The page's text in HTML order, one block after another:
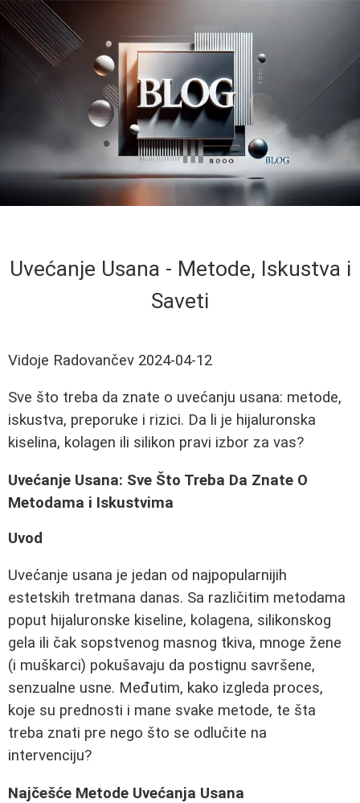
Uvećanje Usana - Metode, Iskustva i
Saveti
Vidoje Radovančev 2024-04-12
Sve što treba da znate o uvećanju usana: metode,
iskustva, preporuke i rizici. Da li je hijaluronska
kiselina, kolagen ili silikon pravi izbor za vas?
Uvećanje Usana: Sve Što Treba Da Znate O
Metodama i Iskustvima
Uvod
Uvećanje usana je jedan od najpopularnijih
estetskih tretmana danas. Sa različitim metodama
poput hijaluronske kiseline, kolagena, silikonskog
gela ili čak sopstvenog masnog tkiva, mnoge žene
(i muškarci) pokušavaju da postignu savršene,
senzualne usne. Međutim, kako izgleda proces,
koje su prednosti i mane svake metode, te šta
treba znati pre nego što se odlučite na
intervenciju?
Najčešće Metode Uvećanja Usana